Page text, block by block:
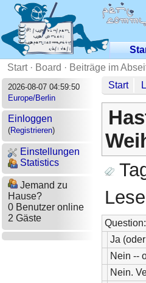
Start· Board · Beiträge im
2026-08-07 04:59:50
Europe/Berlin
Einloggen
(Registrieren)
Einstellungen
Statistics
Jemand zu
Hause?
0 Benutzer online
2 Gäste
Start
Question:
Ja
Nein --
Nein.